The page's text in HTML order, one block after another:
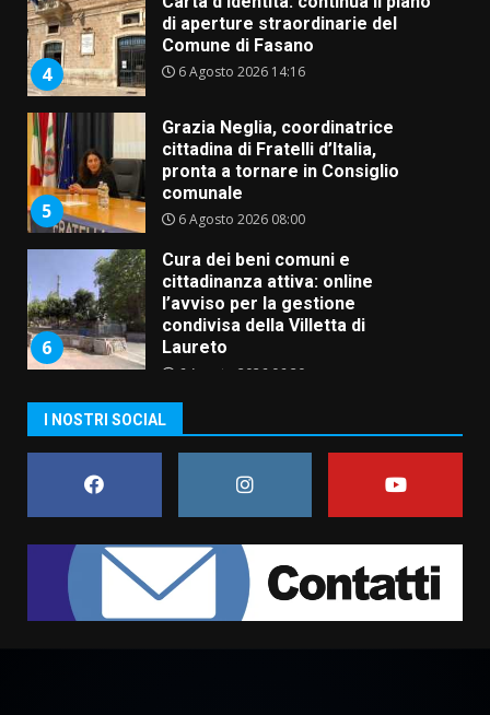
4
di aperture straordinarie del
Comune di Fasano
6 Agosto 2026 14:16
5
Grazia Neglia, coordinatrice
cittadina di Fratelli d’Italia,
pronta a tornare in Consiglio
comunale
6 Agosto 2026 08:00
6
Cura dei beni comuni e
cittadinanza attiva: online
l’avviso per la gestione
condivisa della Villetta di
Laureto
6 Agosto 2026 06:20
assoluta de “L’Albergo
Belvedere. Il rapimento”
6 Agosto 2026 06:15
1
Rivoluzione”: nuovo
appuntamento con “Fasano in
Banda”
I NOSTRI SOCIAL